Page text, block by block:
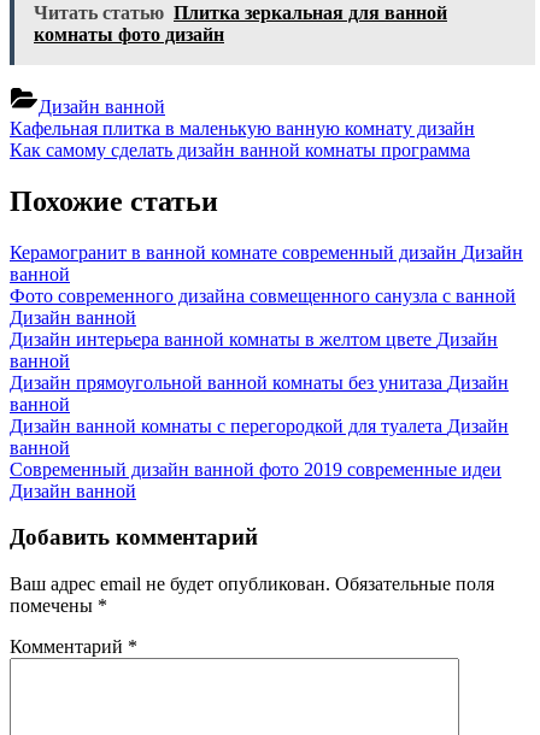
Читать статью Плитка зеркальная для ванной
комнаты фото дизайн
Дизайн ванной
Навигация
по
записям
Previous
Post:
Кафельная плитка в маленькую ванную комнату дизайн
Next
Как самому сделать дизайн ванной комнаты программа
Похожие статьи
Керамогранит в ванной комнате современный дизайн Дизайн
ванной
Фото современного дизайна совмещенного санузла с ванной
Дизайн ванной
Дизайн интерьера ванной комнаты в желтом цвете Дизайн
ванной
Дизайн прямоугольной ванной комнаты без унитаза Дизайн
ванной
Дизайн ванной комнаты с перегородкой для туалета Дизайн
ванной
Современный дизайн ванной фото 2019 современные идеи
Дизайн ванной
Добавить комментарий
Ваш адрес email не будет опубликован. Обязательные поля
помечены *
Комментарий *